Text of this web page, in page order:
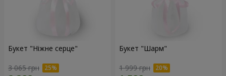
Букет "Ніжне серце"
3 065 грн
Букет "Шарм"
1 999 грн